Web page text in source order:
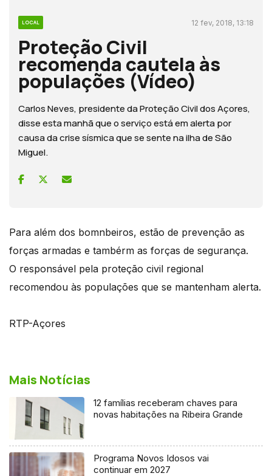
LOCAL 12 fev, 2018, 13:18
Proteção Civil
recomenda cautela às
populações (Vídeo)
Carlos Neves, presidente da Proteção Civil dos Açores,
disse esta manhã que o serviço está em alerta por
causa da crise sísmica que se sente na ilha de São
Miguel.
Para além dos bomnbeiros, estão de prevenção as
forças armadas e tambérm as forças de segurança.
O responsável pela proteção civil regional
recomendou às populações que se mantenham alerta.
RTP-Açores
Mais Notícias
12 famílias receberam chaves para
novas habitações na Ribeira Grande
Programa Novos Idosos vai
continuar em 2027